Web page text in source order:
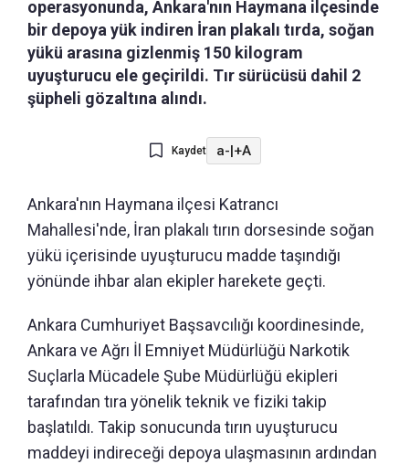
operasyonunda, Ankara'nın Haymana ilçesinde
bir depoya yük indiren İran plakalı tırda, soğan
yükü arasına gizlenmiş 150 kilogram
uyuşturucu ele geçirildi. Tır sürücüsü dahil 2
şüpheli gözaltına alındı.
Kaydet a-|+A
Ankara'nın Haymana ilçesi Katrancı
Mahallesi'nde, İran plakalı tırın dorsesinde soğan
yükü içerisinde uyuşturucu madde taşındığı
yönünde ihbar alan ekipler harekete geçti.
Ankara Cumhuriyet Başsavcılığı koordinesinde,
Ankara ve Ağrı İl Emniyet Müdürlüğü Narkotik
Suçlarla Mücadele Şube Müdürlüğü ekipleri
tarafından tıra yönelik teknik ve fiziki takip
başlatıldı. Takip sonucunda tırın uyuşturucu
maddeyi indireceği depoya ulaşmasının ardından